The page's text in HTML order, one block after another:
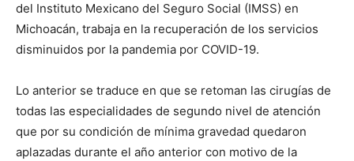
del Instituto Mexicano del Seguro Social (IMSS) en
Michoacán, trabaja en la recuperación de los servicios
disminuidos por la pandemia por COVID-19.
Lo anterior se traduce en que se retoman las cirugías de
todas las especialidades de segundo nivel de atención
que por su condición de mínima gravedad quedaron
aplazadas durante el año anterior con motivo de la